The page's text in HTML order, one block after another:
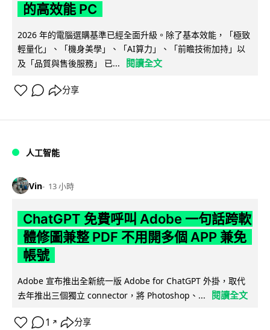
的高效能 PC
2026 年的電腦選購基準已經全面升級。除了基本效能，「極致
輕量化」、「機身美學」、「AI算力」、「前瞻技術加持」以
及「品質與售後服務」 已...
閱讀全文
分享
人工智能
Vin 13 小時
ChatGPT 免費呼叫 Adobe 一句話跨軟
體修圖兼整 PDF 不用開多個 APP 兼免
帳號
Adobe 宣布推出全新統一版 Adobe for ChatGPT 外掛，取代
去年推出三個獨立 connector，將 Photoshop、...
閱讀全文
1 ↗ 分享